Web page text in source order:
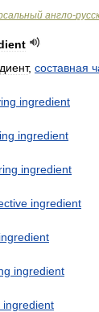
англо-
, составная
ingredient
ingredient
ingredient
ingredient
ingredient
ingredient
ingredient